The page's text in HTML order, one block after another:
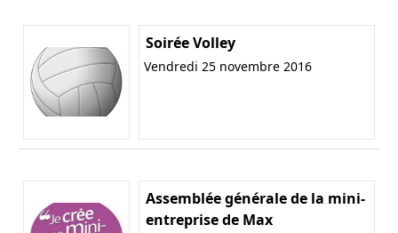
Soirée Volley
Vendredi 25 novembre 2016
Assemblée générale de la mini-
entreprise de Max